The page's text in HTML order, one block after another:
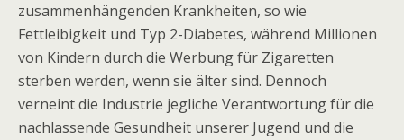
zusammenhängenden Krankheiten, so wie
Fettleibigkeit und Typ 2-Diabetes, während Millionen
von Kindern durch die Werbung für Zigaretten
sterben werden, wenn sie älter sind. Dennoch
verneint die Industrie jegliche Verantwortung für die
nachlassende Gesundheit unserer Jugend und die